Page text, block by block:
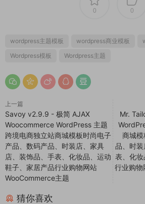
0 0
wordpress主题模板 wordpress商业模板
Wordpress模板
Wordpress主题
上一篇
Savoy v2.9.9 - 极简 AJAX
Woocommerce WordPress 主题
跨境电商独立站商城模板时尚电子
产品、数码产品、时装店、家具
店、装饰品、手表、化妆品、运动
鞋子、家居产品行业购物网站
WooСommerce主题
Mr.
商城
品、时
表、化
行业购
猜你喜欢